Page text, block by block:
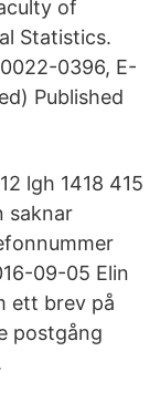
of
Statistics.
0396, E-
Published
lgh 1418 415
saknar
09-05 Elin
ett brev på
postgång